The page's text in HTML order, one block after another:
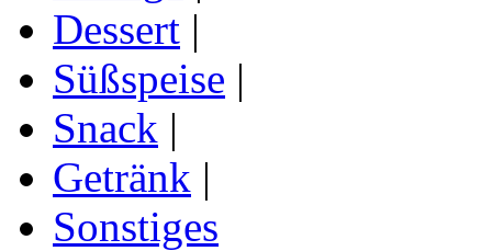
Dessert |
Süßspeise |
Snack |
Getränk |
Sonstiges